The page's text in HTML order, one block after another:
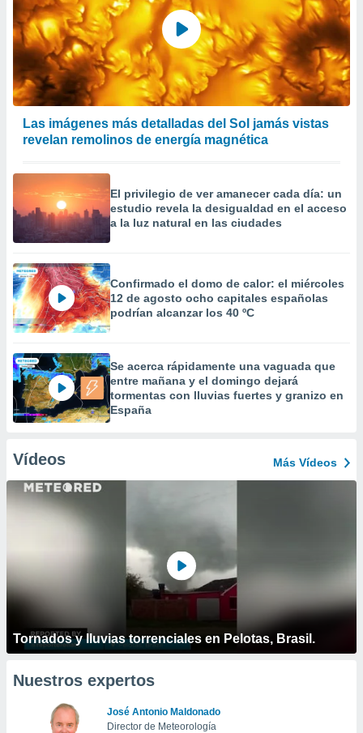
Las imágenes más detalladas del Sol jamás vistas
revelan remolinos de energía magnética
El privilegio de ver amanecer cada día: un
estudio revela la desigualdad en el acceso
a la luz natural en las ciudades
Confirmado el domo de calor: el miércoles
12 de agosto ocho capitales españolas
podrían alcanzar los 40 ºC
Se acerca rápidamente una vaguada que
entre mañana y el domingo dejará
tormentas con lluvias fuertes y granizo en
España
Vídeos Más Vídeos
Tornados y lluvias torrenciales en Pelotas, Brasil.
Nuestros expertos
José Antonio Maldonado
Director de Meteorología